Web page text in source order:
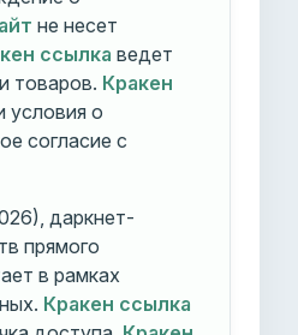
не несет
ссылка ведет
товаров. Кракен
условия о
согласие с
даркнет-
прямого
в рамках
Кракен ссылка